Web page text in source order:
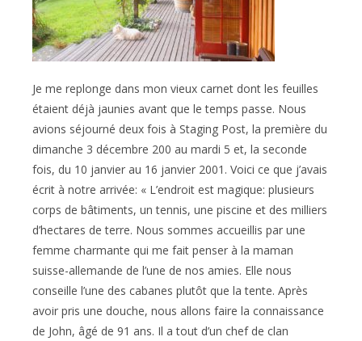
Je me replonge dans mon vieux carnet dont les feuilles
étaient déjà jaunies avant que le temps passe. Nous
avions séjourné deux fois à Staging Post, la première du
dimanche 3 décembre 200 au mardi 5 et, la seconde
fois, du 10 janvier au 16 janvier 2001. Voici ce que j’avais
écrit à notre arrivée: « L’endroit est magique: plusieurs
corps de bâtiments, un tennis, une piscine et des milliers
d’hectares de terre. Nous sommes accueillis par une
femme charmante qui me fait penser à la maman
suisse-allemande de l’une de nos amies. Elle nous
conseille l’une des cabanes plutôt que la tente. Après
avoir pris une douche, nous allons faire la connaissance
de John, âgé de 91 ans. Il a tout d’un chef de clan